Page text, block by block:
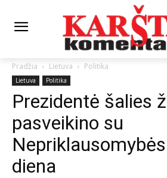
Pradžia Lietuva Politika
Lietuva Politika
Prezidentė šalies
pasveikino su
diena